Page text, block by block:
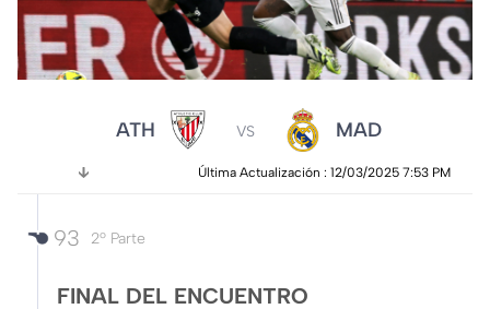
ATH VS MAD
Última Actualización : 12/03/2025 7:53 PM
93 2º Parte
FINAL DEL ENCUENTRO